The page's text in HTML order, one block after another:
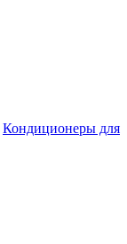
Кондиционеры для